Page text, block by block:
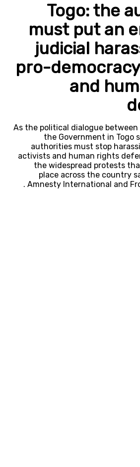
Togo: the
must put an
judicial
pro-
and
As the political dialogue
the Government in Togo
authorities must stop
activists and human rights
the widespread protests
place across the country
Amnesty International and